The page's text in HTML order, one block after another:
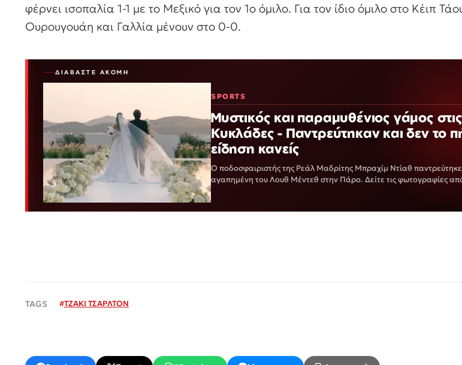
φέρνει ισοπαλία 1-1 με το Μεξικό για τον 1ο όμιλο. Για τον ίδιο όμιλο στο Κέιπ
Ουρουγουάη και Γαλλία μένουν στο 0-0.
ΔΙΑΒΆΣΤΕ ΑΚΌΜΗ
SPORTS
Μυστικός και παραμυθένιος γάμος στις
Κυκλάδες - Παντρεύτηκαν και δεν το
είδηση κανείς
Ο ποδοσφαιριστής της Ρεάλ Μαδρίτης Μπραχίμ Ντίαθ
αγαπημένη του Λουθ Μέντεθ στην Πάρο. Δείτε τις φωτογραφίες
#ΤΖΑΚΙ ΤΣΑΡΛΤΟΝ